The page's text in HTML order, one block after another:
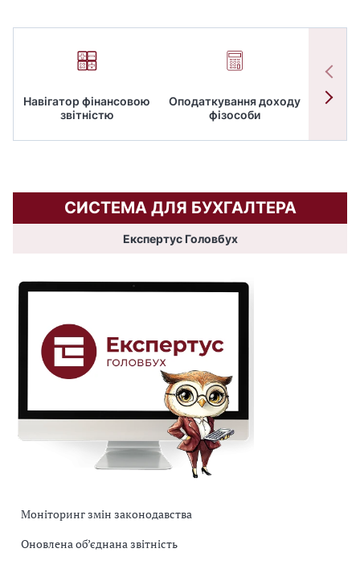
Навігатор фінансовою
звітністю
Оподаткування доходу
фізособи
СИСТЕМА ДЛЯ БУХГАЛТЕРА
Експертус Головбух
Моніторинг змін законодавства
Оновлена об’єднана звітність